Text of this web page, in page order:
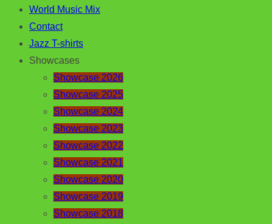
World Music Mix
Contact
Jazz T-shirts
Showcases
Showcase 2026
Showcase 2025
Showcase 2024
Showcase 2023
Showcase 2022
Showcase 2021
Showcase 2020
Showcase 2019
Showcase 2018